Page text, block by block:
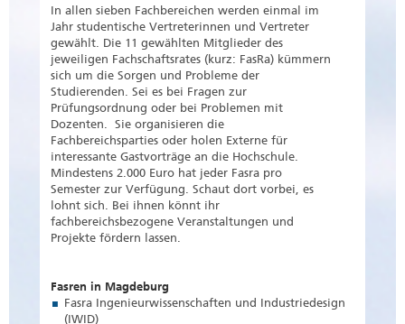
In allen sieben Fachbereichen werden einmal im
Jahr studentische Vertreterinnen und Vertreter
gewählt. Die 11 gewählten Mitglieder des
jeweiligen Fachschaftsrates (kurz: FasRa) kümmern
sich um die Sorgen und Probleme der
Studierenden. Sei es bei Fragen zur
Prüfungsordnung oder bei Problemen mit
Dozenten. Sie organisieren die
Fachbereichsparties oder holen Externe für
interessante Gastvorträge an die Hochschule.
Mindestens 2.000 Euro hat jeder Fasra pro
Semester zur Verfügung. Schaut dort vorbei, es
lohnt sich. Bei ihnen könnt ihr
fachbereichsbezogene Veranstaltungen und
Projekte fördern lassen.
Fasren in Magdeburg
Fasra Ingenieurwissenschaften und Industriedesign
(IWID)